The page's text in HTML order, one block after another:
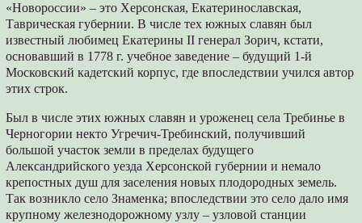
«Новороссии» – это Херсонская, Екатеринославская,
Таврическая губернии. В числе тех южных славян был
известный любимец Екатерины II генерал Зорич, кстати,
основавший в 1778 г. учебное заведение – будущий 1-й
Московский кадетский корпус, где впоследствии учился автор
этих строк.
Был в числе этих южных славян и уроженец села Требинье в
Черногории некто Угречич-Требинский, получивший
большой участок земли в пределах будущего
Александрийского уезда Херсонской губернии и немало
крепостных душ для заселения новых плодородных земель.
Так возникло село Знаменка; впоследствии это село дало имя
крупному железнодорожному узлу – узловой станции